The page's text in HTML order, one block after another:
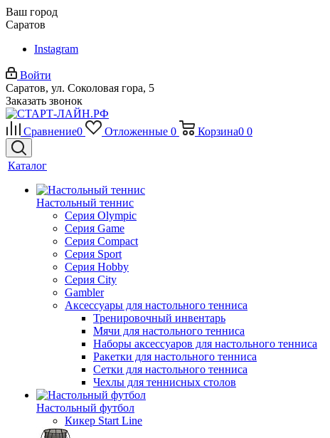
Ваш город
Саратов
Instagram
Войти
Саратов, ул. Соколовая гора, 5
Заказать звонок
Сравнение0 Отложенные 0 Корзина0 0
Каталог
Настольный теннис
Серия Olympic
Серия Game
Серия Compact
Серия Sport
Серия Hobby
Серия City
Gambler
Аксессуары для настольного тенниса
Тренировочный инвентарь
Мячи для настольного тенниса
Наборы аксессуаров для настольного тенниса
Ракетки для настольного тенниса
Сетки для настольного тенниса
Чехлы для теннисных столов
Настольный футбол
Кикер Start Line